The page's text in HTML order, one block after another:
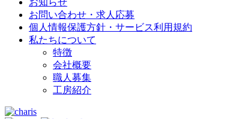
お問い合わせ・求人応募
個人情報保護方針・サービス利用規約
私たちについて
特徴
会社概要
職人募集
工房紹介